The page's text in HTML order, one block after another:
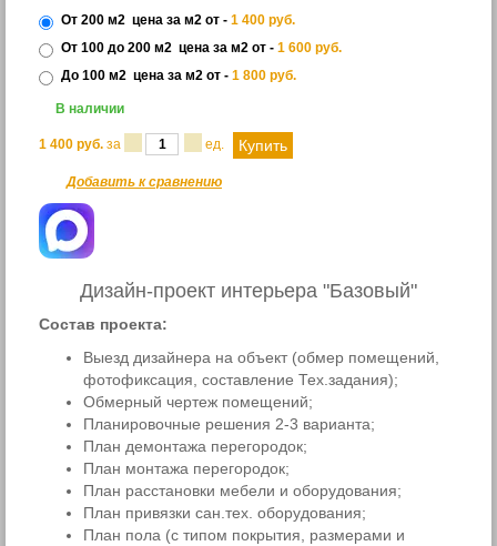
От 200 м2 цена за м2 от - 1 400 руб.
От 100 до 200 м2 цена за м2 от - 1 600 руб.
До 100 м2 цена за м2 от - 1 800 руб.
В наличии
1 400 руб. за ед.
Добавить к сравнению
Дизайн-проект интерьера "Базовый"
Состав проекта:
Выезд дизайнера на объект (обмер помещений,
фотофиксация, составление Тех.задания);
Обмерный чертеж помещений;
Планировочные решения 2-3 варианта;
План демонтажа перегородок;
План монтажа перегородок;
План расстановки мебели и оборудования;
План привязки сан.тех. оборудования;
План пола (c типом покрытия, размерами и